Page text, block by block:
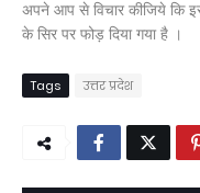
अपने आप से विचार कीजिये कि
के सिर पर फोड़ दिया गया है ।
Tags उत्तर प्रदेश